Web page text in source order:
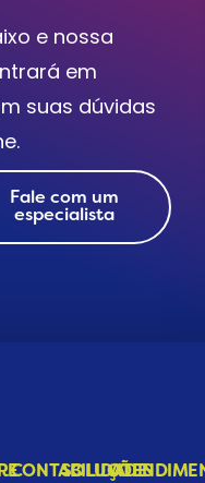
e nossa
em
suas dúvidas
Fale com um
especialista
CONTABILIDADE
SOLUÇÕES